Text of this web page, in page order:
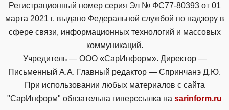
Регистрационный номер серия Эл № ФС77-80393 от 01
марта 2021 г. выдано Федеральной службой по надзору в
сфере связи, информационных технологий и массовых
коммуникаций.
Учредитель — ООО «СарИнформ». Директор —
Письменный А.А. Главный редактор — Спринчанэ Д.Ю.
При использовании любых материалов с сайта
"СарИнформ" обязательна гиперссылка на sarinform.ru